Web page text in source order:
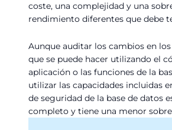
coste, una complejidad y una
rendimiento diferentes que debe
Aunque auditar los cambios en
que se puede hacer utilizando el
aplicación o las funciones de la
utilizar las capacidades incluidas
de seguridad de la base de datos
completo y tiene una menor